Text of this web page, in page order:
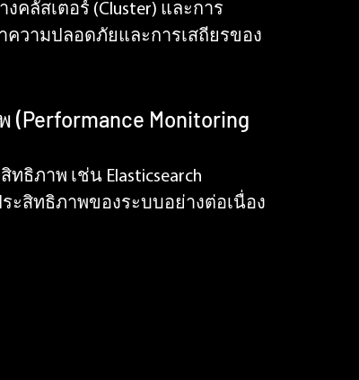
คลัสเตอร์ (Cluster) และการ
ความปลอดภัยและการเสถียรของ
Monitoring
ธิภาพ เช่น Elasticsearch
ระสิทธิภาพของระบบอย่างต่อเนื่อง